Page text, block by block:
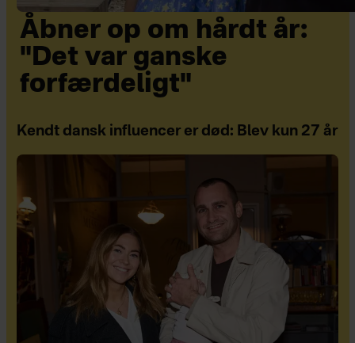
Åbner op om hårdt år:
"Det var ganske
forfærdeligt"
Kendt dansk influencer er død: Blev kun 27 år